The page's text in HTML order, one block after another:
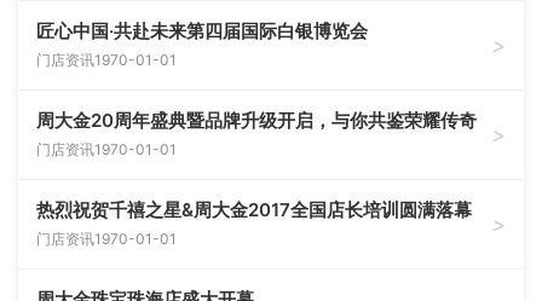
匠心中国·共赴未来第四届国际白银博览会
门店资讯1970-01-01
>
周大金20周年盛典暨品牌升级开启，与你共鉴荣耀传奇
门店资讯1970-01-01
>
热烈祝贺千禧之星&周大金2017全国店长培训圆满落幕
门店资讯1970-01-01
>